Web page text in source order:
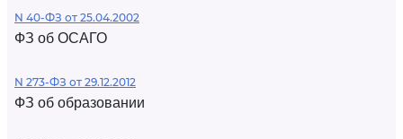
N 40-ФЗ от 25.04.2002
ФЗ об ОСАГО
N 273-ФЗ от 29.12.2012
ФЗ об образовании